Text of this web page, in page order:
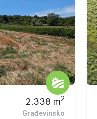
2.338 m2
Građevinsko